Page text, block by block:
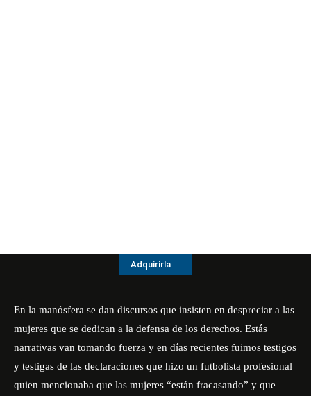
Adquirirla
En la manósfera se dan discursos que insisten en despreciar a las
mujeres que se dedican a la defensa de los derechos. Estás
narrativas van tomando fuerza y en días recientes fuimos testigos
y testigas de las declaraciones que hizo un futbolista profesional
quien mencionaba que las mujeres “están fracasando” y que